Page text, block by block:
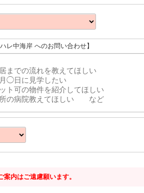
ハレ中海岸 へのお問い合わせ】
内はご遠慮願います。